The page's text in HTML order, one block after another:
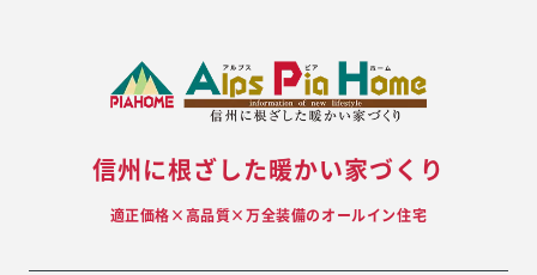
信州に根ざした暖かい家づくり
適正価格×高品質×万全装備のオールイン住宅